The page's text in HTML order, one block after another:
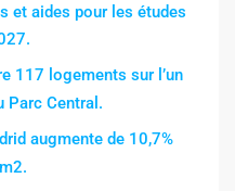
et aides pour les études
117 logements sur l’un
Parc Central.
augmente de 10,7%